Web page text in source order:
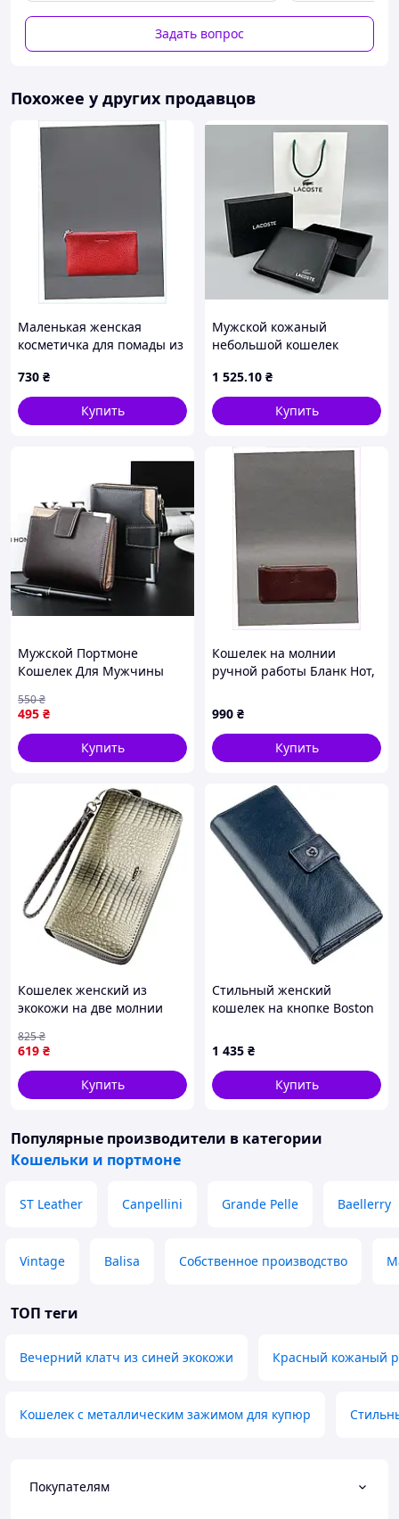
Задать вопрос
Похожее у других продавцов
Маленькая женская
косметичка для помады из
730 ₴
Купить
Мужской кожаный
небольшой кошелек
1 525.10 ₴
Купить
Мужской Портмоне
Кошелек Для Мужчины
Портмоне Гаманець Для
Чоловіка Baellery
495 ₴
550₴
Купить
Кошелек на молнии
ручной работы Бланк Нот,
990 ₴
Купить
Кошелек женский из
экокожи на две молнии
19024 Серый
619 ₴
825₴
Купить
Стильный женский
кошелек на кнопке Boston
1 435 ₴
Купить
Популярные производители в категории
Кошельки и портмоне
ST Leather Canpellini Grande Pelle Baellerry
Vintage Balisa Собственное производство
ТОП теги
Вечерний клатч из синей экокожи Красный кожаный
Кошелек с металлическим зажимом для купюр
Покупателям